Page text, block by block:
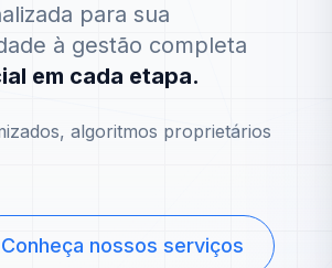
para sua
à gestão completa
em cada etapa.
algoritmos proprietários
Conheça nossos serviços